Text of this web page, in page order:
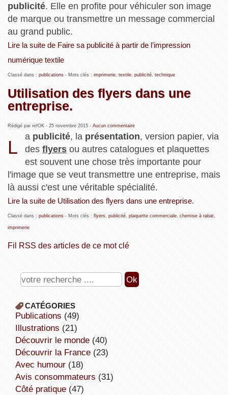
publicité. Elle en profite pour véhiculer son image
de marque ou transmettre un message commercial
au grand public.
Lire la suite de Faire sa publicité à partir de l’impression
numérique textile
Classé dans : publications- Mots clés : imprimerie, textile, publicité, technique
Utilisation des flyers dans une
entreprise.
Rédigé par refOK - 25 novembre 2015- Aucun commentaire
L
a publicité, la présentation, version papier, via
desflyers ou autres catalogues et plaquettes
est souvent une chose très importante pour
l'image que se veut transmettre une entreprise, mais
là aussi c'est une véritable spécialité.
Lire la suite de Utilisation des flyers dans une entreprise.
Classé dans : publications- Mots clés : flyers, publicité, plaquette commerciale, chemise à rabat,
imprimerie
Fil RSS des articles de ce mot clé
CATÉGORIES
publications (49)
illustrations (21)
découvrir le monde(40)
découvrir la France(23)
avec humour(18)
avis consommateurs (31)
côté pratique(47)